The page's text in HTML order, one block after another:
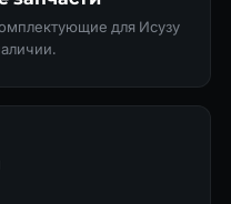
для Исузу